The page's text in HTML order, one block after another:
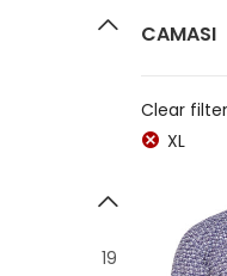
CAMASI
Clear
XL
19